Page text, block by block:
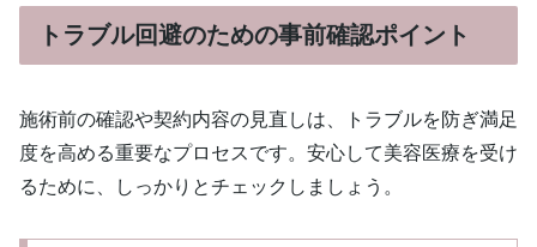
トラブル回避のための事前確認ポイント
施術前の確認や契約内容の見直しは、トラブルを防ぎ満足
度を高める重要なプロセスです。安心して美容医療を受け
るために、しっかりとチェックしましょう。